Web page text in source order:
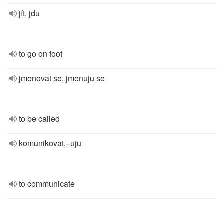
jít, jdu
to go on foot
jmenovat se, jmenuju se
to be called
komunikovat,–uju
to communicate